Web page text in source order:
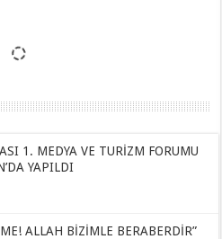
YAPILDI
ALLAH BİZİMLE BERABERDİR”